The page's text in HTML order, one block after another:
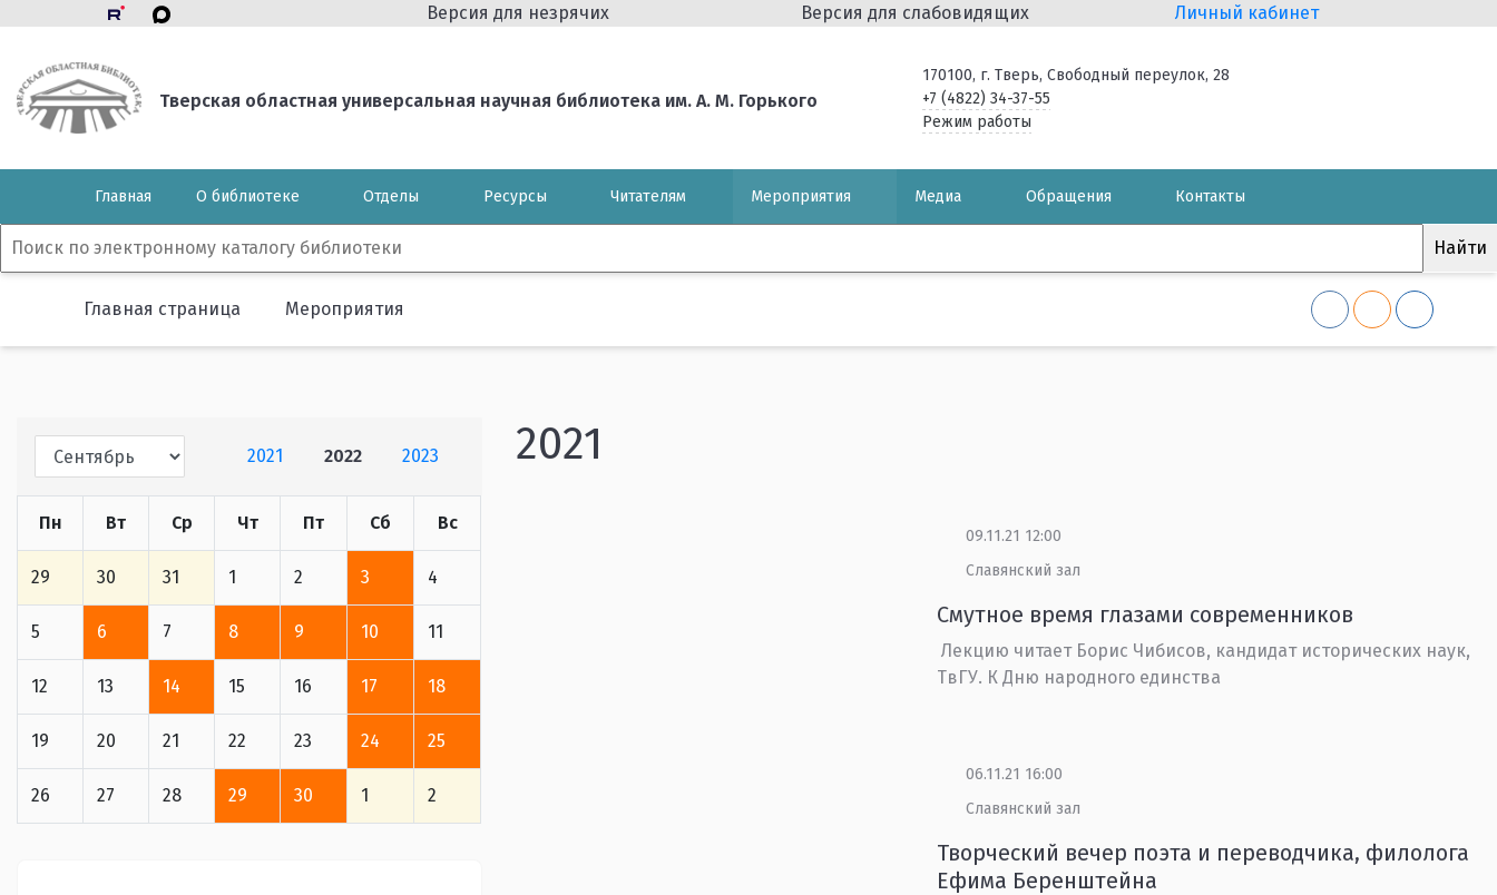
Версия для незрячих Версия для слабовидящих Личный кабинет
Тверская областная универсальная научная библиотека им. А. М. Горького
170100, г. Тверь, Свободный переулок, 28
+7 (4822) 34-37-55
Режим работы
Главная О библиотеке Отделы Ресурсы Читателям Мероприятия Медиа Обращения Контакты
Главная страница Мероприятия
2021 2022 2023
Пн Вт Ср Чт Пт Сб Вс
29 30 31 1 2 3 4
5 6 7 8 9 10 11
12 13 14 15 16 17 18
19 20 21 22 23 24 25
26 27 28 29 30 1 2
2021
09.11.21 12:00
Славянский зал
Смутное время глазами современников
Лекцию читает Борис Чибисов, кандидат исторических наук,
ТвГУ. К Дню народного единства
06.11.21 16:00
Славянский зал
Творческий вечер поэта и переводчика, филолога
Ефима Беренштейна